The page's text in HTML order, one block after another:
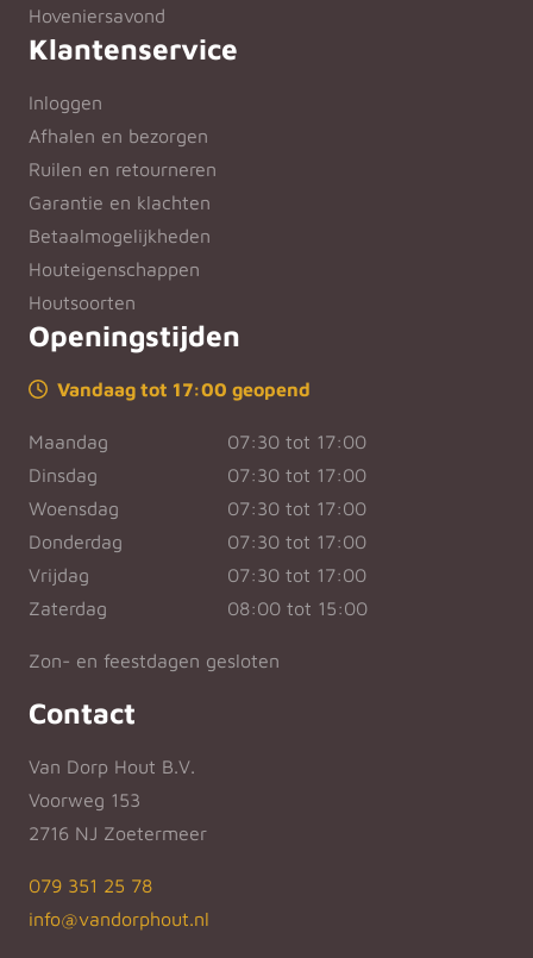
Hoveniersavond
Klantenservice
Inloggen
Afhalen en bezorgen
Ruilen en retourneren
Garantie en klachten
Betaalmogelijkheden
Houteigenschappen
Houtsoorten
Openingstijden
Vandaag tot 17:00 geopend
Maandag
07:30 tot 17:00
Dinsdag
07:30 tot 17:00
Woensdag
07:30 tot 17:00
Donderdag
07:30 tot 17:00
Vrijdag
07:30 tot 17:00
Zaterdag
08:00 tot 15:00
Zon- en feestdagen gesloten
Contact
Van Dorp Hout B.V.
Voorweg 153
2716 NJ Zoetermeer
079 351 25 78
info@vandorphout.nl